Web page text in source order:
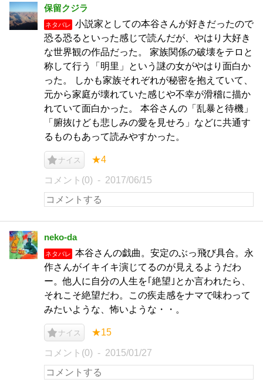
保留クジラ
ネタバレ
小説家としての本谷さんが好きだったので
恐る恐るといった感じで読んだが、やはり大好き
な世界観の作品だった。 家族関係の破壊をテロと
称して行う「明里」という謎の女がやはり面白か
った。 しかも家族それぞれが秘密を抱えていて、
元から家庭が壊れていた感じや不幸が滑稽に描か
れていて面白かった。 本谷さんの「乱暴と待機」
「腑抜けども悲しみの愛を見せろ」などに共通す
るものもあって読みやすかった。
ナイス ★4
コメント(0) 2017/06/15
neko-da
ネタバレ
本谷さんの戯曲。安定のぶっ飛び具合。永
作さんがイキイキ演じてるのが見えるようだわ
ー。他人に自分の人生を｢絶望｣とか言われたら、
それこそ絶望だわ。この疾走感をナマで味わって
みたいような、怖いような・・。
ナイス ★15
コメント(0) 2015/01/27